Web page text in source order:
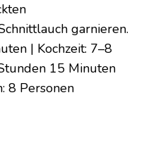
garnieren.
| Kochzeit: 7–8
15 Minuten
8 Personen